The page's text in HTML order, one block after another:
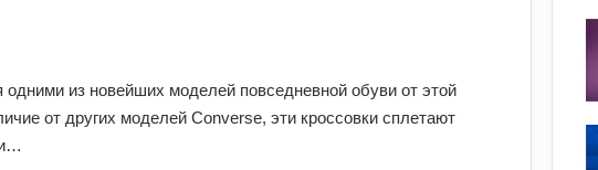
из новейших моделей повседневной обуви от этой
от других моделей Converse, эти кроссовки сплетают